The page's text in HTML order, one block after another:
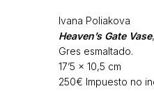
Ivana Poliakova
Heaven’s Gate Vase
Gres esmaltado.
17’5 × 10,5 cm
250€ Impuesto no